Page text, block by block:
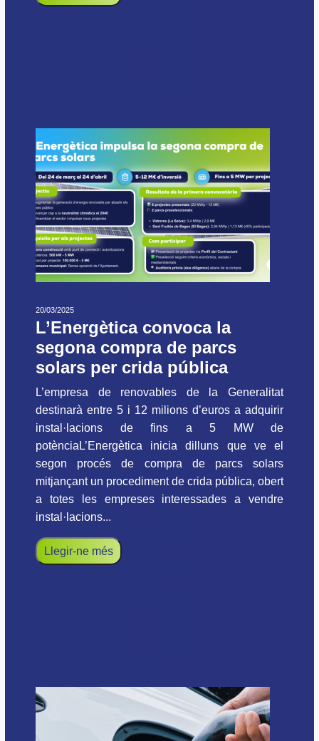
20/03/2025
L’Energètica convoca la
segona compra de parcs
solars per crida pública
L’empresa de renovables de la Generalitat
destinarà entre 5 i 12 milions d’euros a adquirir
instal·lacions de fins a 5 MW de
potènciaL’Energètica inicia dilluns que ve el
segon procés de compra de parcs solars
mitjançant un procediment de crida pública, obert
a totes les empreses interessades a vendre
instal·lacions...
Llegir-ne més